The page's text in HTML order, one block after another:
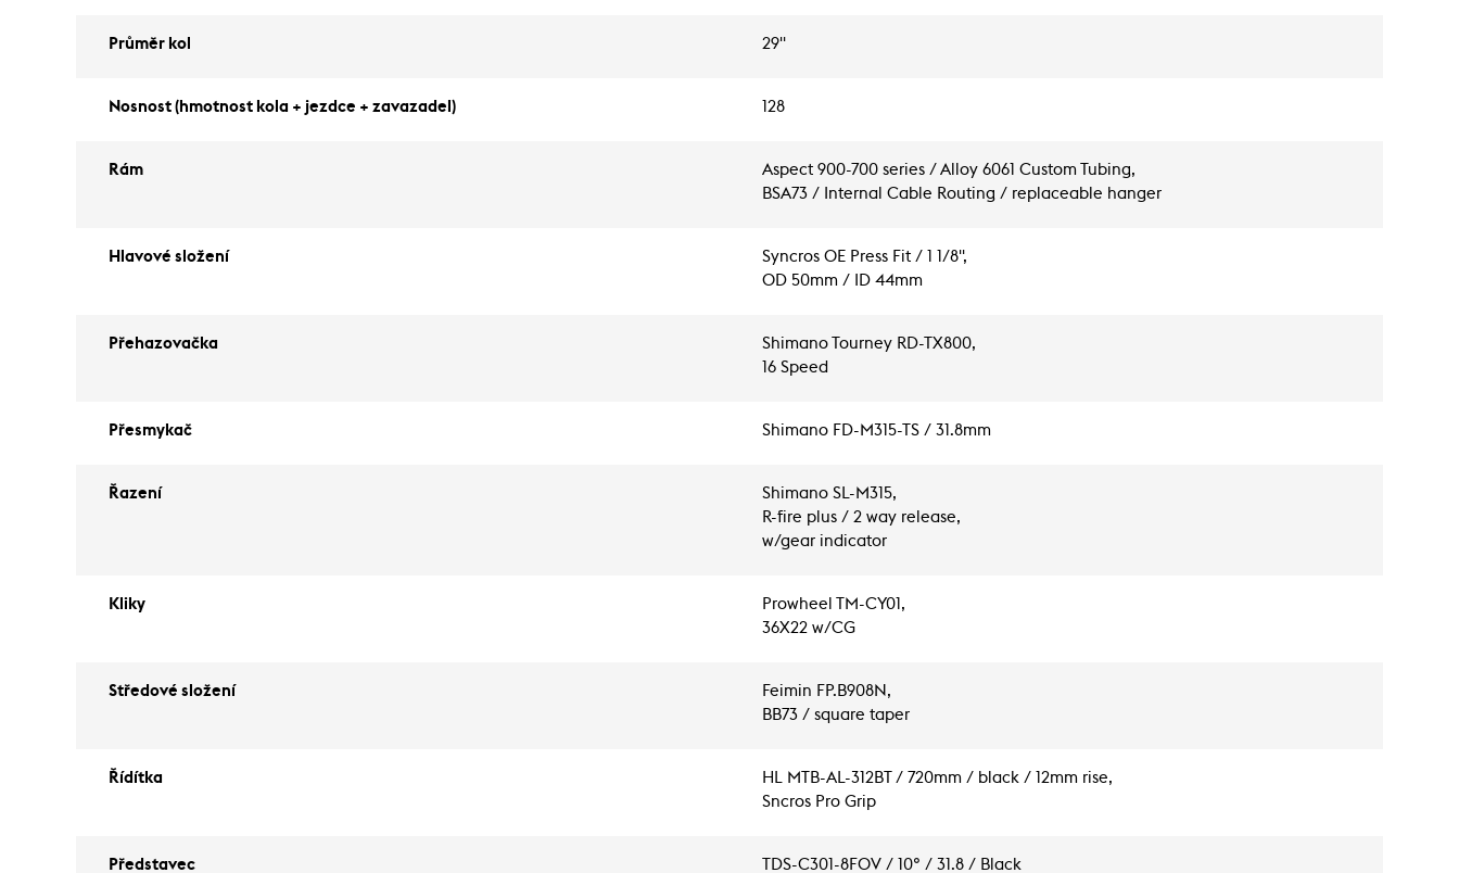
Průměr kol 29"
Nosnost (hmotnost kola + jezdce + zavazadel) 128
Rám
Aspect 900-700 series / Alloy 6061 Custom Tubing,
BSA73 / Internal Cable Routing / replaceable hanger
Hlavové složení
Syncros OE Press Fit / 1 1/8",
OD 50mm / ID 44mm
Přehazovačka
Shimano Tourney RD-TX800,
16 Speed
Přesmykač Shimano FD-M315-TS / 31.8mm
Řazení
Shimano SL-M315,
R-fire plus / 2 way release,
w/gear indicator
Kliky
Prowheel TM-CY01,
36X22 w/CG
Středové složení
Feimin FP.B908N,
BB73 / square taper
Řídítka
HL MTB-AL-312BT / 720mm / black / 12mm rise,
Sncros Pro Grip
Představec TDS-C301-8FOV / 10° / 31.8 / Black